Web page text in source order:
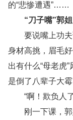
的“悲惨遭遇”……
“刀子嘴”郭姐
要说嘴上功夫
身材高挑，眉毛
出有什么“母老虎
是倒了八辈子大霉
“啊！欺负人了
刚一下课，郭